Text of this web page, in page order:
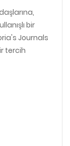
bir
Journals
tercih